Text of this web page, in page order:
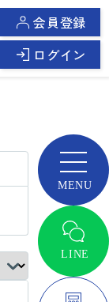
会員登録
ログイン